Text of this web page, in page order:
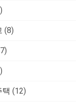
(8)
택 (12)